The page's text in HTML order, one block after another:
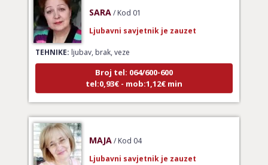
TEHNIKE:ljubav, brak, veze
Broj tel: 064/600-600
tel:0,93€ - mob:1,12€ min